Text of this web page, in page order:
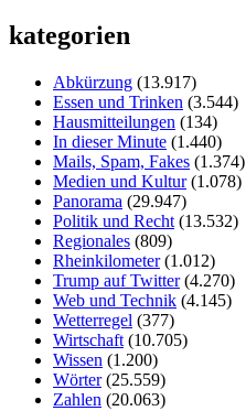
kategorien
Abkürzung (13.917)
Essen und Trinken (3.544)
Hausmitteilungen (134)
In dieser Minute (1.440)
Mails, Spam, Fakes (1.374)
Medien und Kultur(1.078)
Panorama (29.947)
Politik und Recht (13.532)
Regionales (809)
Rheinkilometer(1.012)
Trump auf Twitter(4.270)
Web und Technik (4.145)
Wetterregel (377)
Wirtschaft (10.705)
Wissen (1.200)
Wörter(25.559)
Zahlen (20.063)